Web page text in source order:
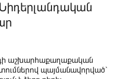
աշխարհաքաղաքական
պայմանավորված՝